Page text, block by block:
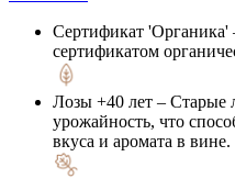
Сертификат 'Органика'
сертификатом
Лозы +40 лет – Старые
урожайность, что
вкуса и аромата в вине.